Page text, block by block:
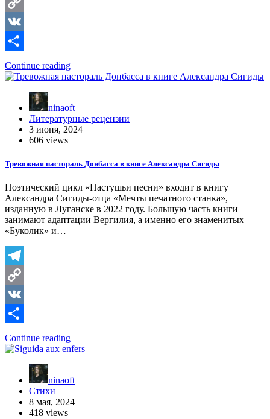
Telegram
Copy
Link
VK
Отправить
Continue reading
ninaoft
Литературные рецензии
3 июня, 2024
606 views
Тревожная пастораль Донбасса в книге Александра Сигиды
Поэтический цикл «Пастушьи песни» входит в книгу
Александра Сигиды-отца «Мечты печатного станка»,
изданную в Луганске в 2022 году. Большую часть книги
занимают адаптации Вергилия, а именно его знаменитых
«Буколик» и…
Telegram
Copy
Link
VK
Отправить
Continue reading
ninaoft
Стихи
8 мая, 2024
418 views